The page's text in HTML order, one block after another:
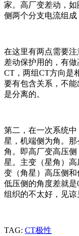
家。高厂变差动，
侧两个分支电流组成
在这里有两点需要
差动保护用的，有
CT，两组CT方向是
要有包含关系，不
是分离的。
第二，在一次系统
星，机端侧为角。
角。即高厂变高压
星。主变（星角）
变（角星）高压侧
低压侧的角度差就
组织的不太好，见谅
TAG: CT极性